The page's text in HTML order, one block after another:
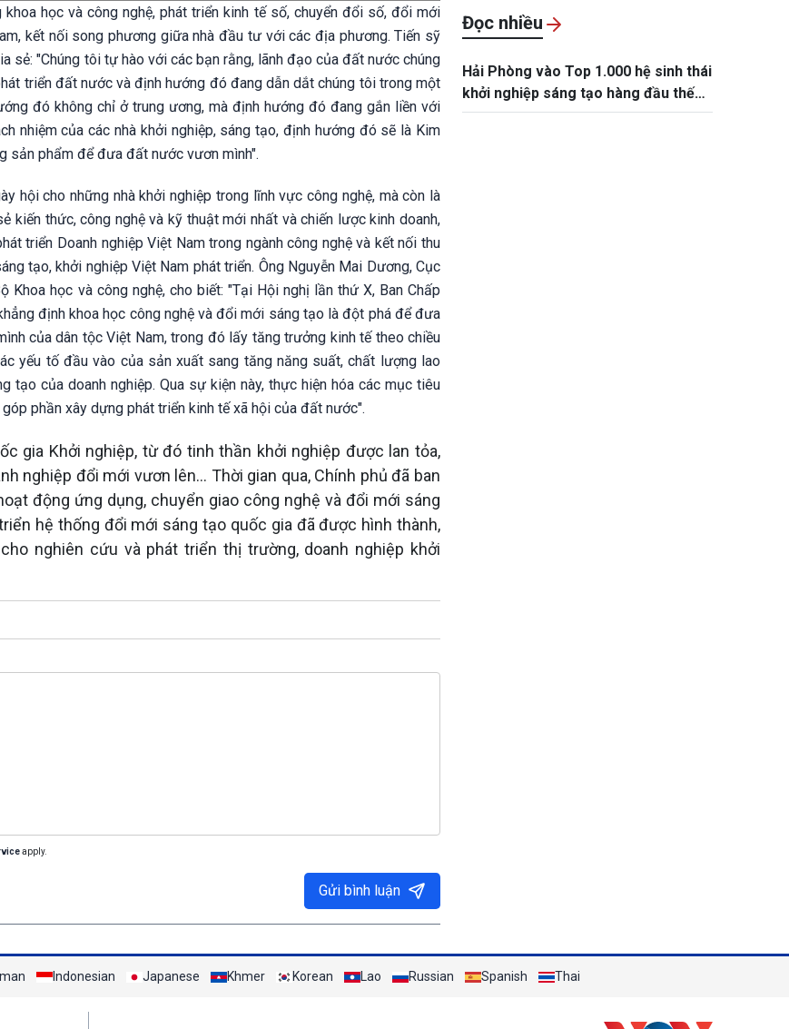
học và công nghệ, phát triển kinh tế số, chuyển đổi số, đổi mới
kết nối song phương giữa nhà đầu tư với các địa phương. Tiến sỹ
sẻ: "Chúng tôi tự hào với các bạn rằng, lãnh đạo của đất nước chúng
triển đất nước và định hướng đó đang dẫn dắt chúng tôi trong một
đó không chỉ ở trung ương, mà định hướng đó đang gắn liền với
nhiệm của các nhà khởi nghiệp, sáng tạo, định hướng đó sẽ là Kim
sản phẩm để đưa đất nước vươn mình".
hội cho những nhà khởi nghiệp trong lĩnh vực công nghệ, mà còn là
kiến thức, công nghệ và kỹ thuật mới nhất và chiến lược kinh doanh,
triển Doanh nghiệp Việt Nam trong ngành công nghệ và kết nối thu
tạo, khởi nghiệp Việt Nam phát triển. Ông Nguyễn Mai Dương, Cục
học và công nghệ, cho biết: "Tại Hội nghị lần thứ X, Ban Chấp
định khoa học công nghệ và đổi mới sáng tạo là đột phá để đưa
của dân tộc Việt Nam, trong đó lấy tăng trưởng kinh tế theo chiều
yếu tố đầu vào của sản xuất sang tăng năng suất, chất lượng lao
của doanh nghiệp. Qua sự kiện này, thực hiện hóa các mục tiêu
phần xây dựng phát triển kinh tế xã hội của đất nước".
gia Khởi nghiệp, từ đó tinh thần khởi nghiệp được lan tỏa,
nghiệp đổi mới vươn lên... Thời gian qua, Chính phủ đã ban
động ứng dụng, chuyển giao công nghệ và đổi mới sáng
hệ thống đổi mới sáng tạo quốc gia đã được hình thành,
nghiên cứu và phát triển thị trường, doanh nghiệp khởi
apply.
Gửi bình luận
Đọc nhiều
Hải Phòng vào Top 1.000 hệ sinh thái
khởi nghiệp sáng tạo hàng đầu thế
giới
Indonesian Japanese Khmer Korean Lao Russian Spanish Thai